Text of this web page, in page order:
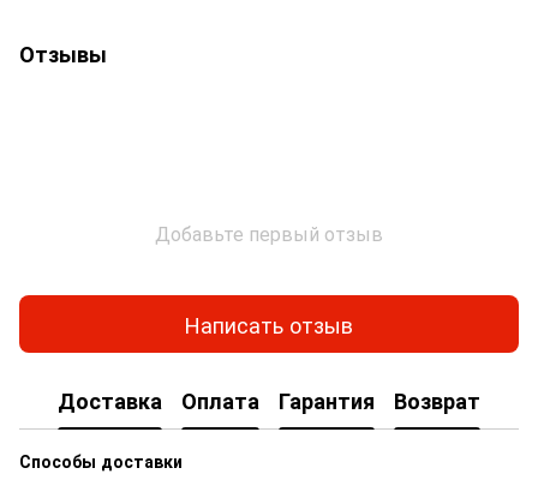
Отзывы
Добавьте первый отзыв
Написать отзыв
Доставка Оплата Гарантия Возврат
Способы доставки